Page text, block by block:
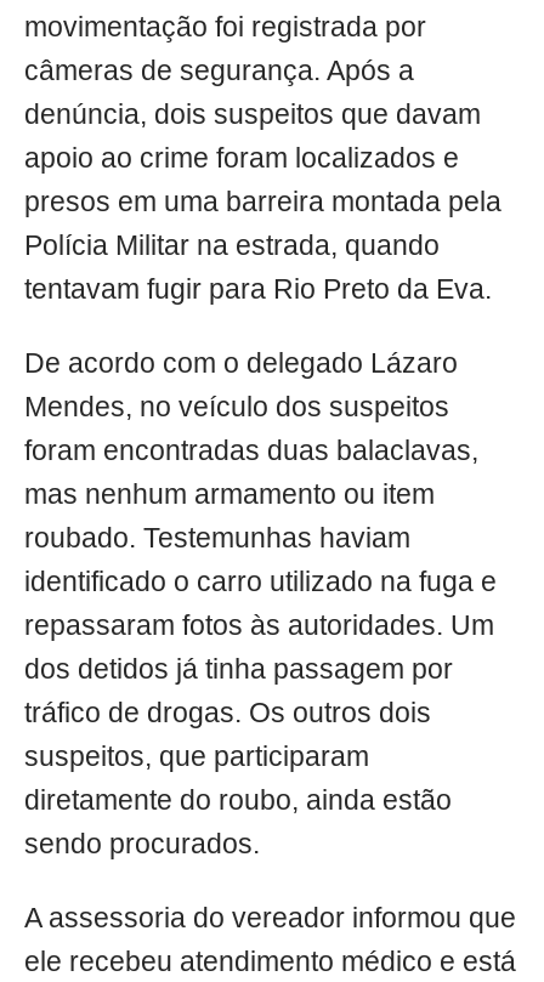
movimentação foi registrada por
câmeras de segurança. Após a
denúncia, dois suspeitos que davam
apoio ao crime foram localizados e
presos em uma barreira montada pela
Polícia Militar na estrada, quando
tentavam fugir para Rio Preto da Eva.
De acordo com o delegado Lázaro
Mendes, no veículo dos suspeitos
foram encontradas duas balaclavas,
mas nenhum armamento ou item
roubado. Testemunhas haviam
identificado o carro utilizado na fuga e
repassaram fotos às autoridades. Um
dos detidos já tinha passagem por
tráfico de drogas. Os outros dois
suspeitos, que participaram
diretamente do roubo, ainda estão
sendo procurados.
A assessoria do vereador informou que
ele recebeu atendimento médico e está